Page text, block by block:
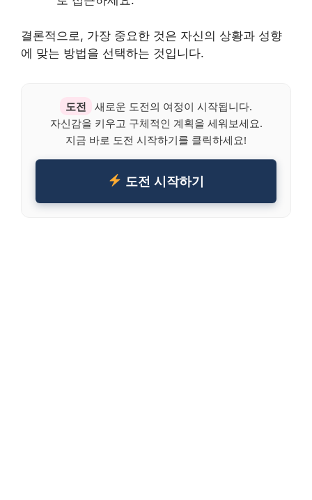
결론적으로, 가장 중요한 것은 자신의 상황과 성향
에 맞는 방법을 선택하는 것입니다.
도전
새로운 도전의 여정이 시작됩니다.
자신감을 키우고 구체적인 계획을 세워보세요.
지금 바로 도전 시작하기를 클릭하세요!
도전 시작하기